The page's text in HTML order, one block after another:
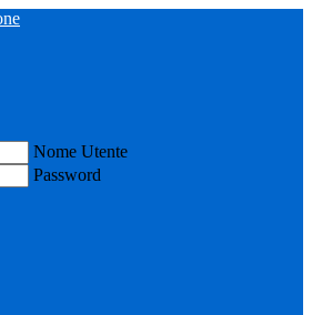
Nome Utente
Password